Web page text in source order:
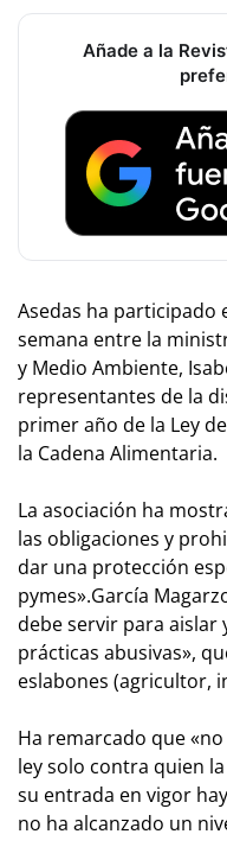
Añade a la
Asedas ha participado
semana entre la
y Medio Ambiente,
representantes de la
primer año de la Ley
la Cadena Alimentaria.
La asociación ha
las obligaciones y
dar una protección
pymes».García
debe servir para aislar
prácticas abusivas»,
eslabones (agricultor,
Ha remarcado que
ley solo contra quien
su entrada en vigor
no ha alcanzado un